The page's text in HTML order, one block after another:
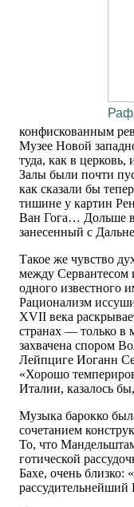
конфискованным
Музее Новой
туда, как в
Залы были почти
как сказали бы
тишине у картин
Ван Гога… Дольше
занесенный с
Такое же чувство
между Сервантесом
одного известного
Рационализм
XVII века
странах — только в
захвачена спором
Лейпциге Иоганн
«Хорошо
Италии, казалось
Музыка барокко
сочетанием
То, что
готической
Бахе, очень близко:
рассудительнейший